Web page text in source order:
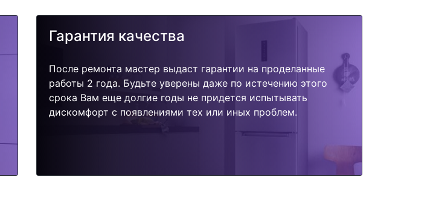
Гарантия качества
После ремонта мастер выдаст гарантии на проделанные
работы 2 года. Будьте уверены даже по истечению этого
срока Вам еще долгие годы не придется испытывать
дискомфорт с появлениями тех или иных проблем.